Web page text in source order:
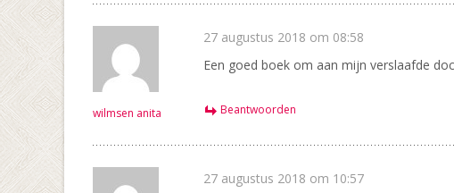
wilmsen anita
27 augustus 2018 om 08:58
Een goed boek om aan mijn verslaafde
Beantwoorden
27 augustus 2018 om 10:57